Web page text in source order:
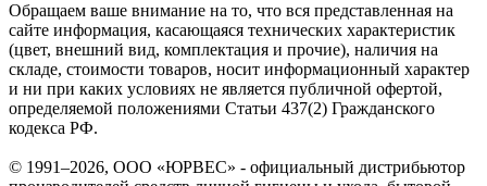
Обращаем ваше внимание на то, что вся представленная на
сайте информация, касающаяся технических характеристик
(цвет, внешний вид, комплектация и прочие), наличия на
складе, стоимости товаров, носит информационный характер
и ни при каких условиях не является публичной офертой,
определяемой положениями Статьи 437(2) Гражданского
кодекса РФ.
© 1991–2026, ООО «ЮРВЕС» - официальный дистрибьютор